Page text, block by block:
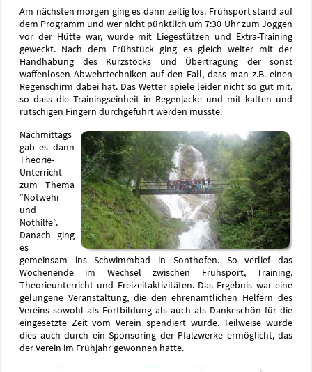
Am nächsten morgen ging es dann zeitig los. Frühsport stand auf
dem Programm und wer nicht pünktlich um 7:30 Uhr zum Joggen
vor der Hütte war, wurde mit Liegestützen und Extra-Training
geweckt. Nach dem Frühstück ging es gleich weiter mit der
Handhabung des Kurzstocks und Übertragung der sonst
waffenlosen Abwehrtechniken auf den Fall, dass man z.B. einen
Regenschirm dabei hat. Das Wetter spiele leider nicht so gut mit,
so dass die Trainingseinheit in Regenjacke und mit kalten und
rutschigen Fingern durchgeführt werden musste.
Nachmittags
gab es dann
Theorie-
Unterricht
zum Thema
“Notwehr
und
Nothilfe”.
Danach ging
es
gemeinsam ins Schwimmbad in Sonthofen. So verlief das
Wochenende im Wechsel zwischen Frühsport, Training,
Theorieunterricht und Freizeitaktivitäten. Das Ergebnis war eine
gelungene Veranstaltung, die den ehrenamtlichen Helfern des
Vereins sowohl als Fortbildung als auch als Dankeschön für die
eingesetzte Zeit vom Verein spendiert wurde. Teilweise wurde
dies auch durch ein Sponsoring der Pfalzwerke ermöglicht, das
der Verein im Frühjahr gewonnen hatte.